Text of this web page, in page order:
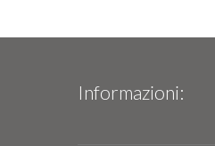
Informazioni: